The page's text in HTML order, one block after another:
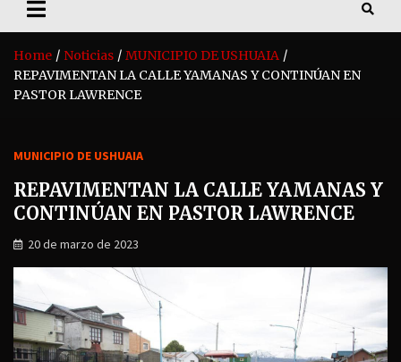
Home Noticias
MUNICIPIO DE USHUAIA
REPAVIMENTAN LA CALLE YAMANAS Y CONTINÚAN EN
PASTOR LAWRENCE
MUNICIPIO DE USHUAIA
REPAVIMENTAN LA CALLE YAMANAS Y
CONTINÚAN EN PASTOR LAWRENCE
20 de marzo de 2023